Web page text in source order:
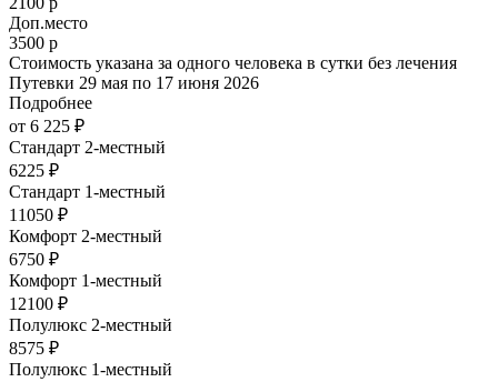
Доп.место
3500 р
Стоимость указана за одного человека в сутки без лечения
Путевки 29 мая по 17 июня 2026
Подробнее
от 6 225 ₽
Стандарт 2-местный
6225 ₽
Стандарт 1-местный
11050 ₽
Комфорт 2-местный
6750 ₽
Комфорт 1-местный
12100 ₽
Полулюкс 2-местный
8575 ₽
Полулюкс 1-местный